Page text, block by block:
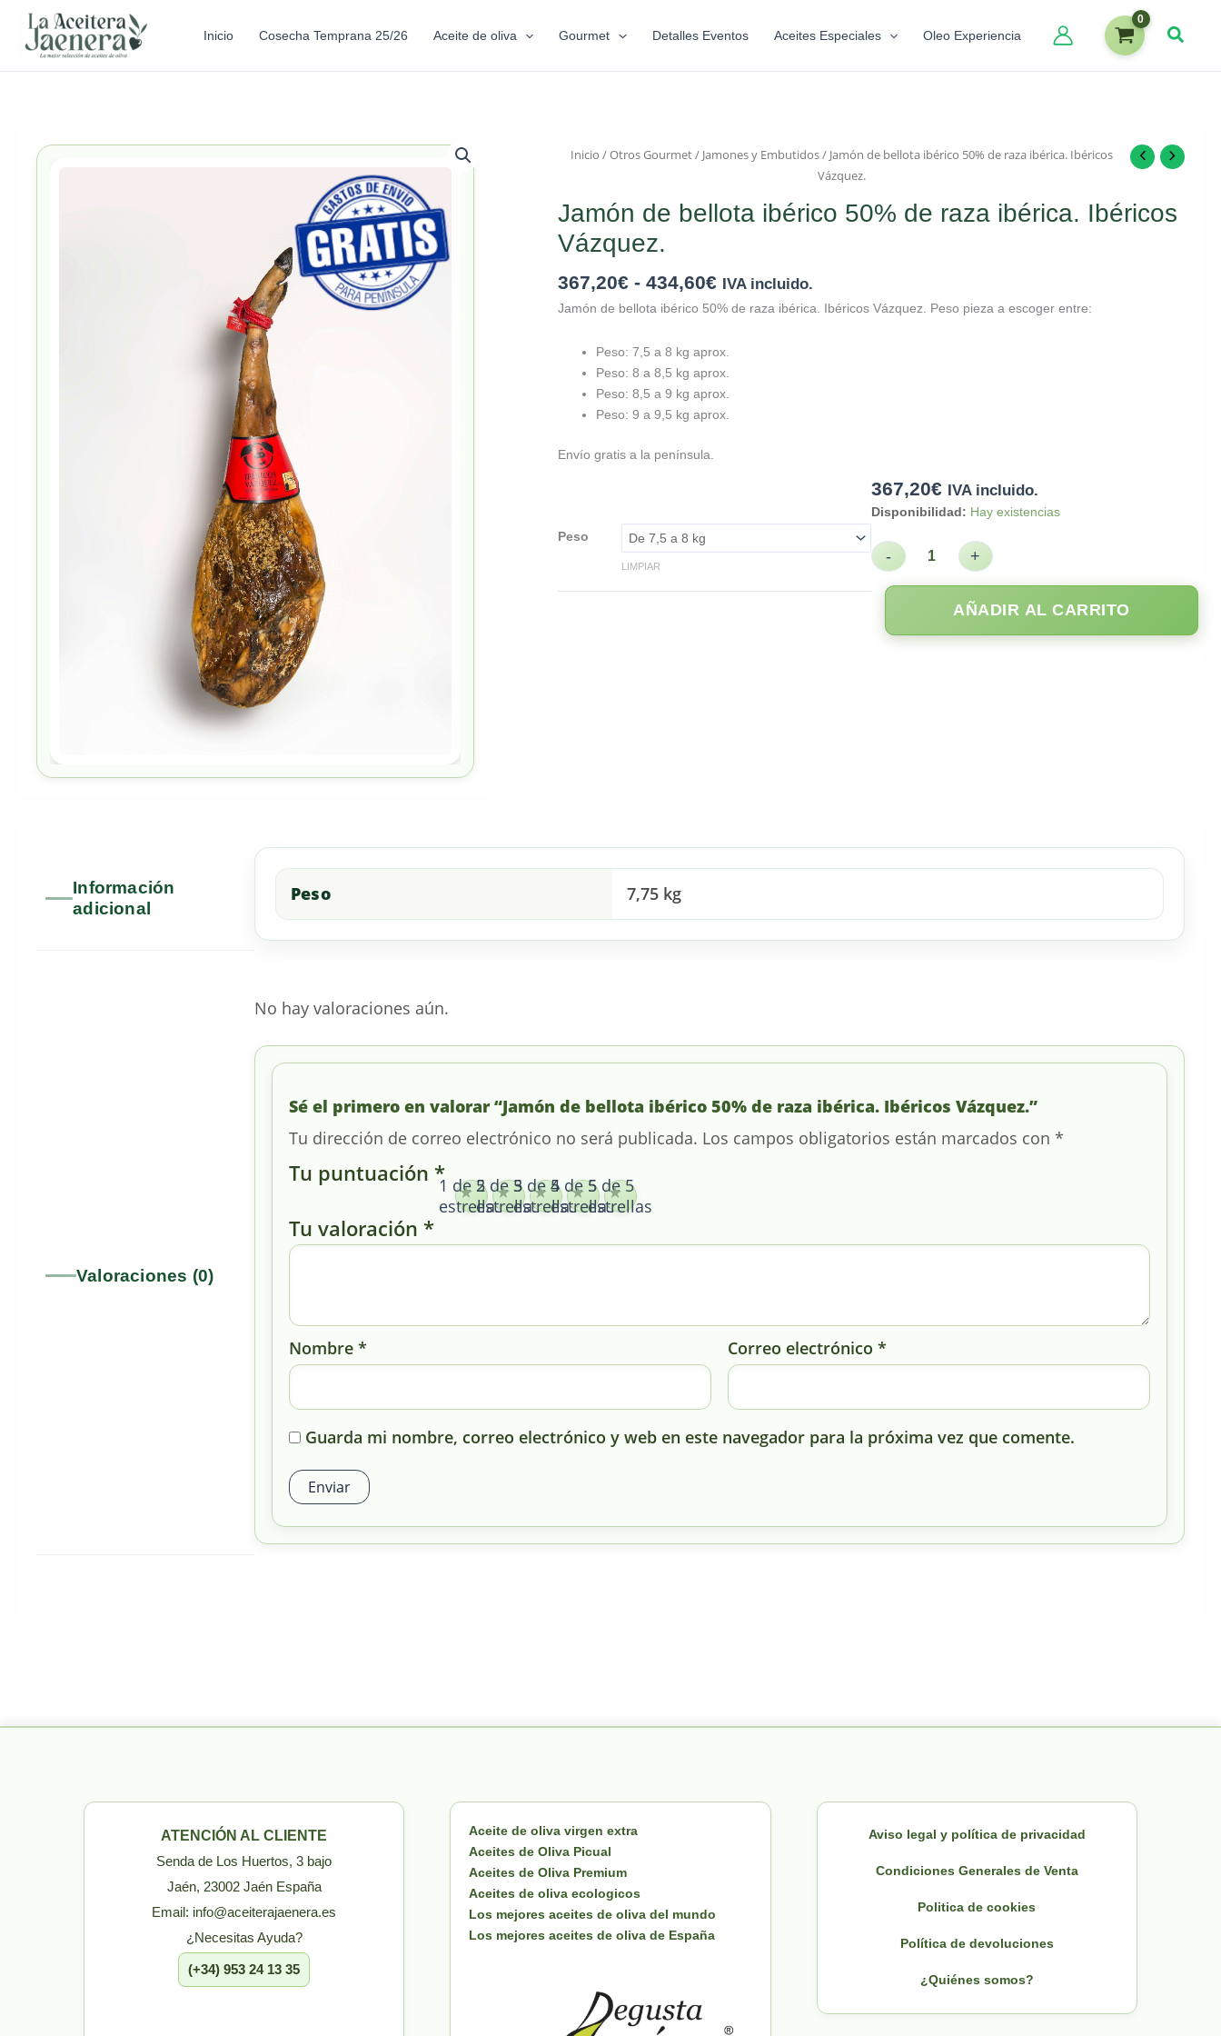
Inicio Cosecha Temprana 25/26 Aceite de oliva Gourmet Detalles Eventos Aceites Especiales Oleo Experiencia
Inicio /Otros Gourmet/ Jamones y Embutidos/ Jamón de bellota ibérico 50% de raza ibérica. Ibéricos
Vázquez.
Jamón de bellota ibérico 50% de raza ibérica. Ibéricos
Vázquez.
367,20€ - 434,60€ IVA incluido.
Jamón de bellota ibérico 50% de raza ibérica. Ibéricos Vázquez. Peso pieza a escoger entre:
Peso: 7,5 a 8 kg aprox.
Peso: 8 a 8,5 kg aprox.
Peso: 8,5 a 9 kg aprox.
Peso: 9 a 9,5 kg aprox.
Envío gratis a la península.
Peso
LIMPIAR
367,20€ IVA incluido.
Disponibilidad: Hay existencias
- +
AÑADIR AL CARRITO
Información
adicional
Peso 7,75 kg
Valoraciones (0)
No hay valoraciones aún.
Sé el primero en valorar “Jamón de bellota ibérico 50% de raza ibérica. Ibéricos Vázquez.”
Tu dirección de correo electrónico no será publicada. Los campos obligatorios están marcados con *
Tu puntuación *1 de 5
estrellas
2 de 5
estrellas
3 de 5
estrellas
4 de 5
estrellas
5 de 5
estrellas
Tu valoración *
Nombre * Correo electrónico*
Guarda mi nombre, correo electrónico y web en este navegador para la próxima vez que comente.
ATENCIÓN AL CLIENTE
Senda de Los Huertos, 3 bajo
Jaén, 23002 Jaén España
Email: info@aceiterajaenera.es
¿Necesitas Ayuda?
(+34) 953 24 13 35
Aceite de oliva virgen extra
Aceites de Oliva Picual
Aceites de Oliva Premium
Aceites de oliva ecologicos
Los mejores aceites de oliva del mundo
Los mejores aceites de oliva de España
Aviso legal y política de privacidad
Condiciones Generales de Venta
Politica de cookies
Política de devoluciones
¿Quiénes somos?